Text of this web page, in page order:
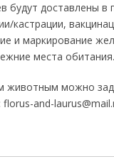
будут доставлены
кастрации,
и маркирование
места обитания.
можно
and-